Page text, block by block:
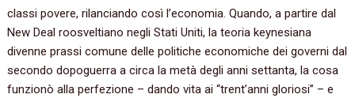
classi povere, rilanciando così l’economia. Quando, a partire dal
New Deal roosveltiano negli Stati Uniti, la teoria keynesiana
divenne prassi comune delle politiche economiche dei governi dal
secondo dopoguerra a circa la metà degli anni settanta, la cosa
funzionò alla perfezione – dando vita ai “trent’anni gloriosi” – e